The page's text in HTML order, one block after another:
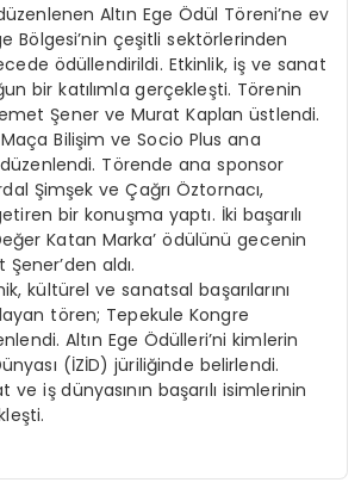
Altın Ege Ödül Töreni’ne ev
Bölgesi’nin çeşitli sektörlerinden
ödüllendirildi. Etkinlik, iş ve sanat
bir katılımla gerçekleşti. Törenin
Şener ve Murat Kaplan üstlendi.
Bilişim ve Socio Plus ana
Törende ana sponsor
Şimşek ve Çağrı Öztornacı,
bir konuşma yaptı. İki başarılı
Katan Marka’ ödülünü gecenin
aldı.
kültürel ve sanatsal başarılarını
tören; Tepekule Kongre
Altın Ege Ödülleri’ni kimlerin
(İZİD) jüriliğinde belirlendi.
ve iş dünyasının başarılı isimlerinin